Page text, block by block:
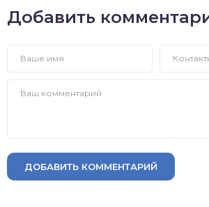
Добавить
ДОБАВИТЬ КОММЕНТАРИЙ